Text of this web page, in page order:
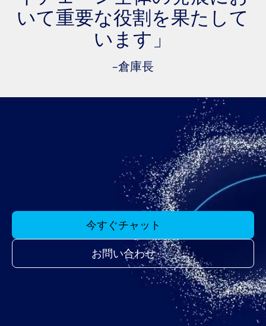
いて重要な役割を果たして
います」
–倉庫長
今すぐチャット
お問い合わせ